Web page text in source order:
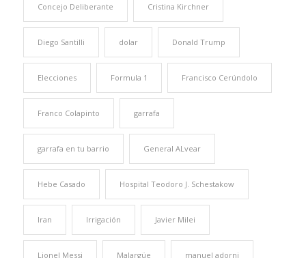
Concejo Deliberante Cristina Kirchner
Diego Santilli dolar Donald Trump
Elecciones Formula 1 Francisco Cerúndolo
Franco Colapinto garrafa
garrafa en tu barrio General ALvear
Hebe Casado Hospital Teodoro J. Schestakow
Iran Irrigación Javier Milei
Lionel Messi Malargüe manuel adorni